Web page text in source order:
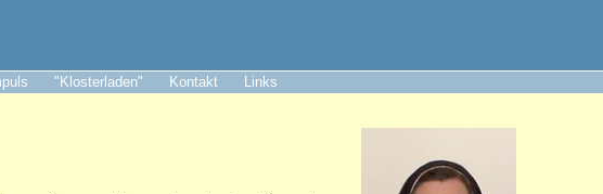
"Klosterladen" Kontakt Links